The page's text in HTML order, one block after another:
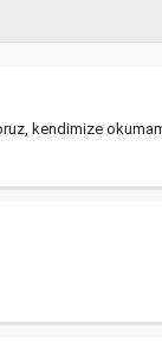
kendimize